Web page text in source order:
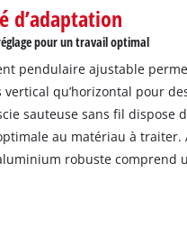
d’adaptation
pour un travail optimal
pendulaire ajustable
vertical qu’horizontal pour
sauteuse sans fil dispose
au matériau à traiter.
robuste comprend